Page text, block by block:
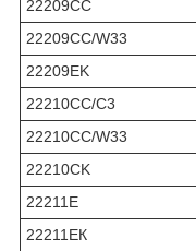
22209CC
22209СС/W33
22209EK
22210CC/C3
22210СС/W33
22210CK
22211Е
22211ЕК